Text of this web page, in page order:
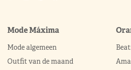
Mode Máxima
Mode algemeen
Outfit van de maand